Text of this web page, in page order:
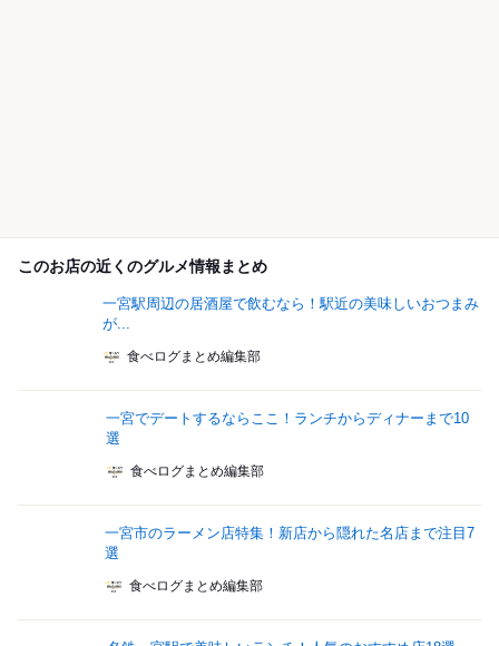
このお店の近くのグルメ情報まとめ
一宮駅周辺の居酒屋で飲むなら！駅近の美味しいおつまみ
が...
食べログまとめ編集部
一宮でデートするならここ！ランチからディナーまで10
選
食べログまとめ編集部
一宮市のラーメン店特集！新店から隠れた名店まで注目7
選
食べログまとめ編集部